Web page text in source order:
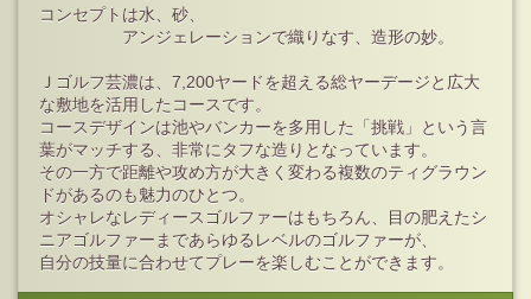
コンセプトは水、砂、
アンジェレーションで織りなす、造形の妙。
Ｊゴルフ芸濃は、7,200ヤードを超える総ヤーデージと広大
な敷地を活用したコースです。
コースデザインは池やバンカーを多用した「挑戦」という言
葉がマッチする、非常にタフな造りとなっています。
その一方で距離や攻め方が大きく変わる複数のティグラウン
ドがあるのも魅力のひとつ。
オシャレなレディースゴルファーはもちろん、目の肥えたシ
ニアゴルファーまであらゆるレベルのゴルファーが、
自分の技量に合わせてプレーを楽しむことができます。